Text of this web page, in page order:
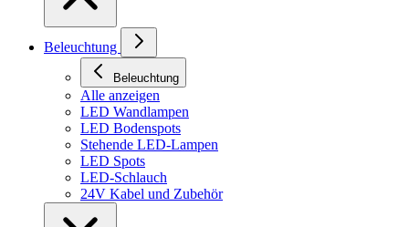
Beleuchtung
Beleuchtung
Alle anzeigen
LED Wandlampen
LED Bodenspots
Stehende LED-Lampen
LED Spots
LED-Schlauch
24V Kabel und Zubehör